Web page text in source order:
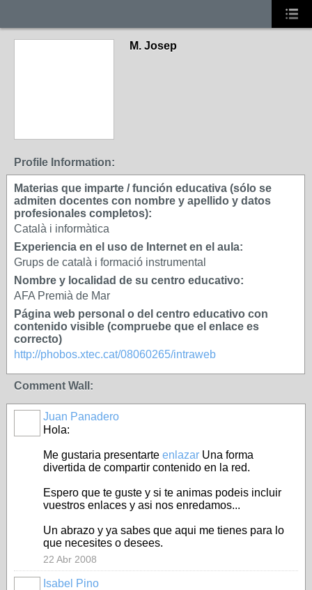
M. Josep
Profile Information:
Materias que imparte / función educativa (sólo se
admiten docentes con nombre y apellido y datos
profesionales completos):
Català i informàtica
Experiencia en el uso de Internet en el aula:
Grups de català i formació instrumental
Nombre y localidad de su centro educativo:
AFA Premià de Mar
Página web personal o del centro educativo con
contenido visible (compruebe que el enlace es
correcto)
http://phobos.xtec.cat/08060265/intraweb
Comment Wall:
Juan Panadero
Hola:
Me gustaria presentarte enlazar Una forma
divertida de compartir contenido en la red.
Espero que te guste y si te animas podeis incluir
vuestros enlaces y asi nos enredamos...
Un abrazo y ya sabes que aqui me tienes para lo
que necesites o desees.
22 Abr 2008
Isabel Pino